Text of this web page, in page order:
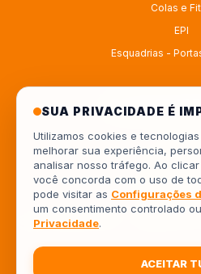
Colas e
EPI
Esquadrias -
Av. Europa, 962 - Jardim
SUA PRIVACIDADE É
Utilizamos cookies e
melhorar sua experiência,
analisar nosso tráfego. Ao clicar
você concorda com o uso de
pode visitar as Configurações
um consentimento controlado
Privacidade.
ACEITAR